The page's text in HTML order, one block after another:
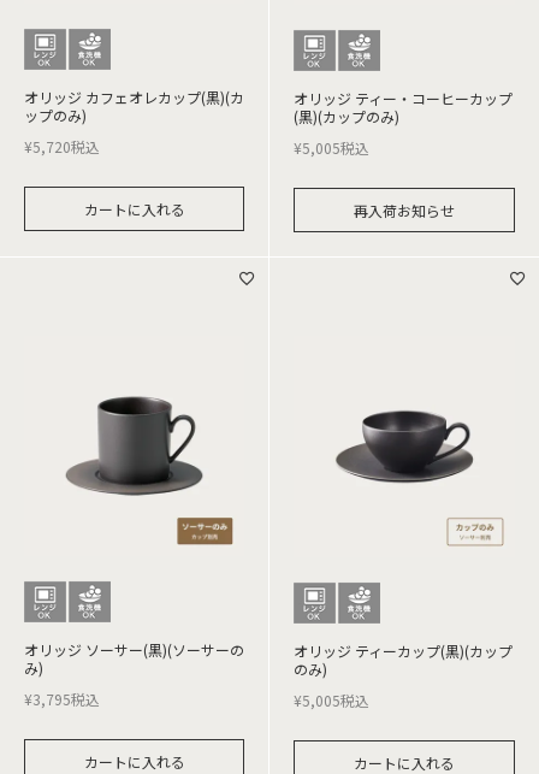
オリッジ カフェオレカップ(黒)(カ
ップのみ)
¥5,720税込
カートに入れる
オリッジ ティー・コーヒーカップ
(黒)(カップのみ)
¥5,005税込
再入荷お知らせ
オリッジ ソーサー(黒)(ソーサーの
み)
¥3,795税込
カートに入れる
オリッジ ティーカップ(黒)(カップ
のみ)
¥5,005税込
カートに入れる